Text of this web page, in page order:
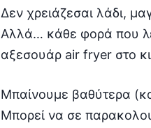
Δεν χρειάζεσαι λάδι,
Αλλά… κάθε φορά που
αξεσουάρ air fryer στο
Μπαίνουμε βαθύτερα
Μπορεί να σε